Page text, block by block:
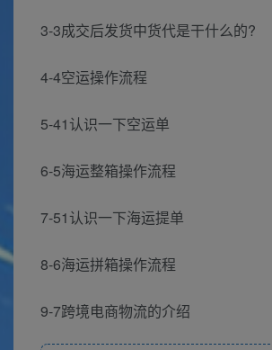
3-3成交后发货中货代是干什么的?
4-4空运操作流程
5-41认识一下空运单
6-5海运整箱操作流程
7-51认识一下海运提单
8-6海运拼箱操作流程
9-7跨境电商物流的介绍